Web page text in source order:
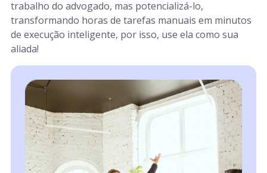
trabalho do advogado, mas potencializá-lo,
transformando horas de tarefas manuais em minutos
de execução inteligente, por isso, use ela como sua
aliada!